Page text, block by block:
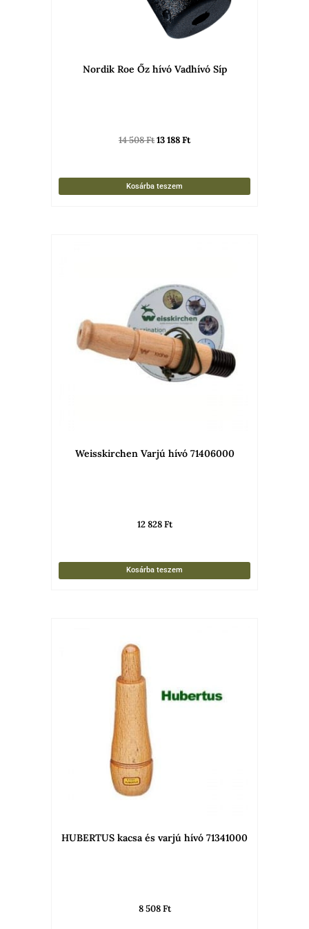
Nordik Roe Őz hívó Vadhívó Síp
14 508Ft13 188Ft
Kosárba teszem
Weisskirchen Varjú hívó 71406000
12 828Ft
Kosárba teszem
HUBERTUS kacsa és varjú hívó 71341000
8 508Ft